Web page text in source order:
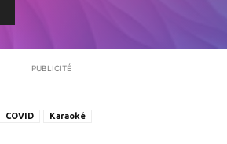
PUBLICITÉ
COVID Karaoké